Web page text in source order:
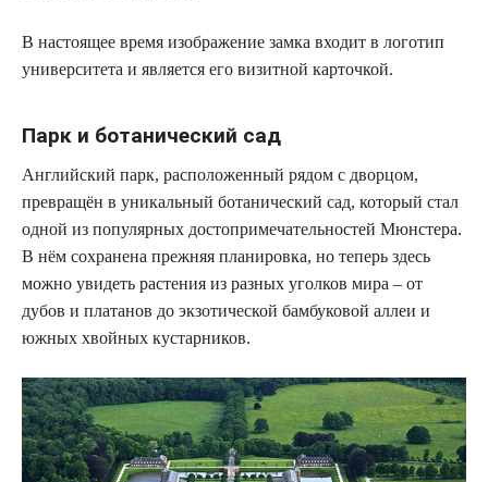
В настоящее время изображение замка входит в логотип
университета и является его визитной карточкой.
Парк и ботанический сад
Английский парк, расположенный рядом с дворцом,
превращён в уникальный ботанический сад, который стал
одной из популярных достопримечательностей Мюнстера.
В нём сохранена прежняя планировка, но теперь здесь
можно увидеть растения из разных уголков мира – от
дубов и платанов до экзотической бамбуковой аллеи и
южных хвойных кустарников.